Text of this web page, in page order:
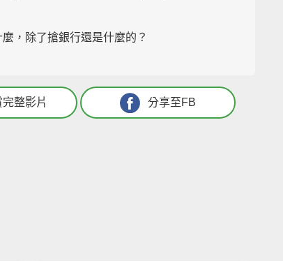
，除了搶銀行還是什麼的？
整影片 分享至FB